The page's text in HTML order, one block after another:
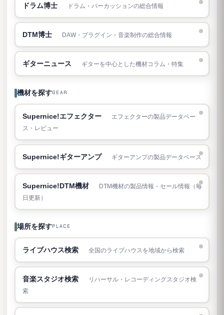
ドラム博士 ドラム・パーカッションの総合情報
DTM博士 DAW・プラグイン・音楽制作の総合情報
ギターニュース ギターを中心とした機材コラム・特集
機材を探すGEAR
Supernice!エフェクター
エフェクターの製品データベー
ス・レビュー
Supernice!ギターアンプ ギターアンプの製品データベース
Supernice!DTM機材
DTM機材の製品情報・セール情報（毎
日更新）
場所を探すPLACE
ライブハウス検索 全国のライブハウスを地域から検索
音楽スタジオ検索
リハーサル・レコーディングスタジオ検
索